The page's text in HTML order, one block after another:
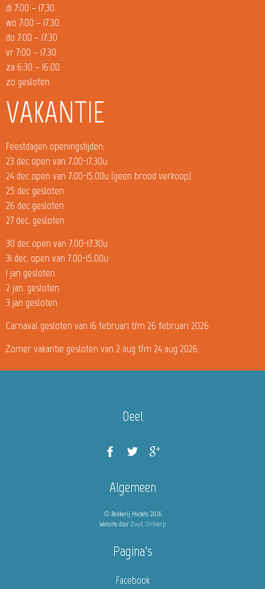
di 7:00 – 17.30
wo 7:00 – 17.30
do 7:00 – 17.30
vr 7:00 – 17.30
za 6:30 – 16:00
zo gesloten
VAKANTIE
Feestdagen openingstijden:
23 dec open van 7.00-17.30u
24 dec open van 7.00-15.00u (geen brood verkoop)
25 dec gesloten
26 dec gesloten
27 dec. gesloten
30 dec open van 7.00-17.30u
31 dec. open van 7.00-15.00u
1 jan gesloten
2 jan. gesloten
3 jan gesloten
Carnaval gesloten van 16 februari t/m 26 februari 2026
Zomer vakantie gesloten van 2 aug t/m 24 aug 2026
Deel
Algemeen
© Bakkerij Habets 2026
Website door Zuyd Ontwerp
Pagina's
Facebook